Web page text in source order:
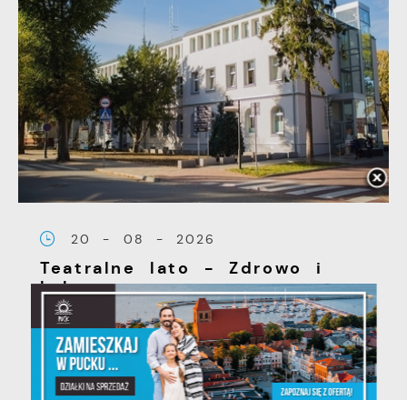
20 - 08 - 2026
Teatralne lato - Zdrowo i
kolorowo